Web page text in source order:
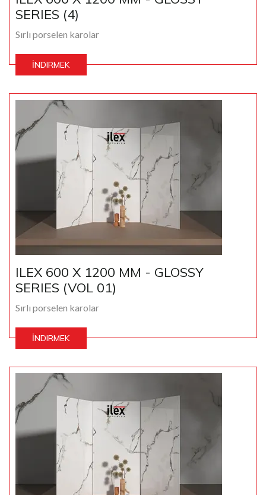
SERIES (4)
Sırlı porselen karolar
İNDIRMEK
ILEX 600 X 1200 MM - GLOSSY
SERIES (VOL 01)
Sırlı porselen karolar
İNDIRMEK